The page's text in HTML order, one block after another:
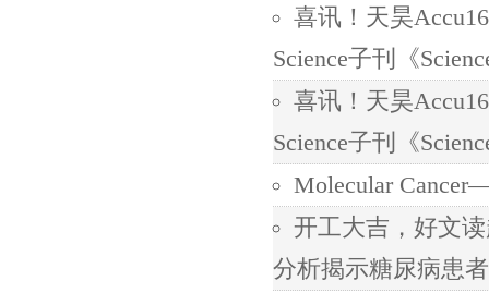
喜讯！天昊
Science子刊《
喜讯！天昊
Science子刊《
Molecular
开工大吉，好文
分析揭示糖尿病患